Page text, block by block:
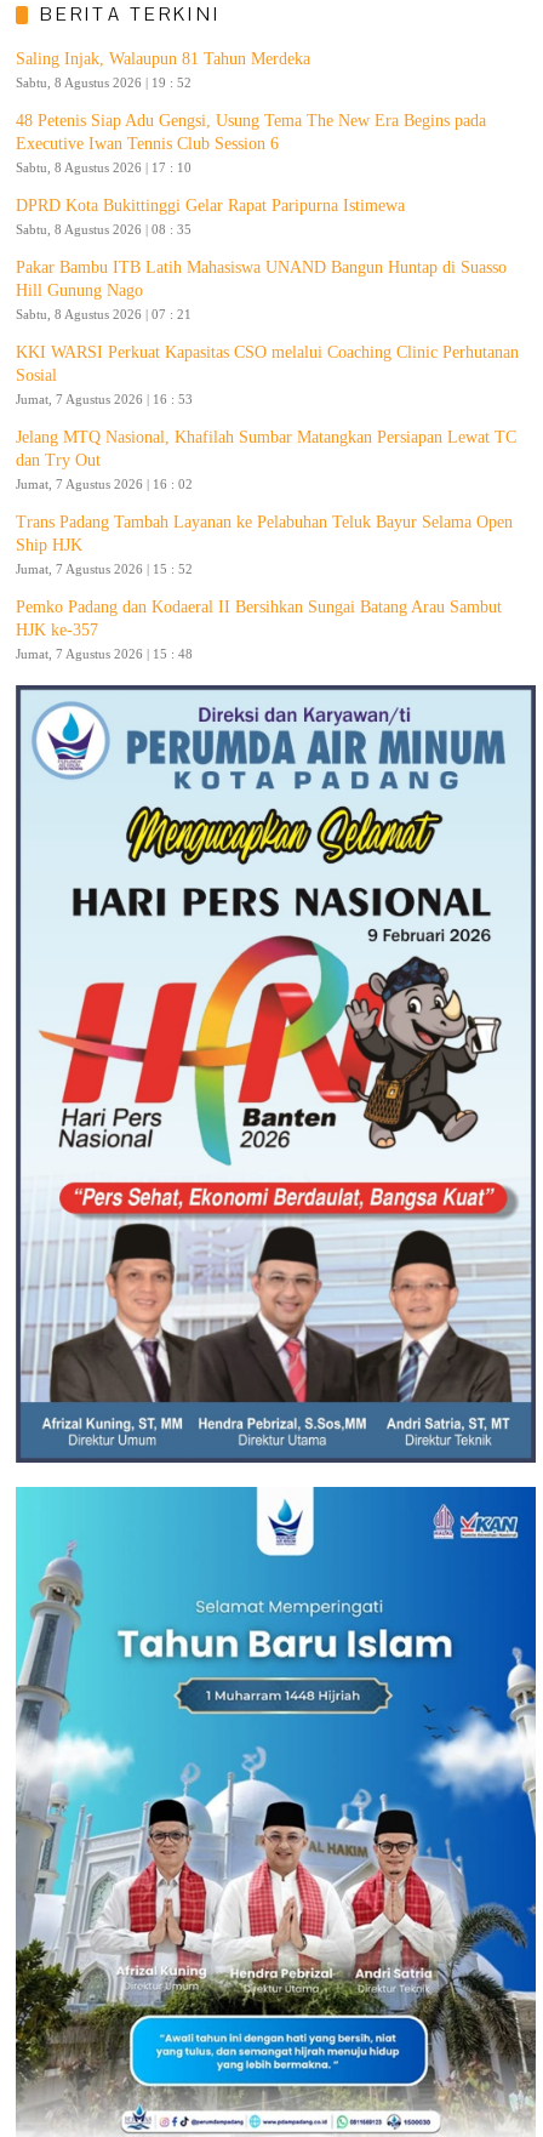
BERITA TERKINI
Saling Injak, Walaupun 81 Tahun Merdeka
Sabtu, 8 Agustus 2026 | 19 : 52
48 Petenis Siap Adu Gengsi, Usung Tema The New Era Begins pada
Executive Iwan Tennis Club Session 6
Sabtu, 8 Agustus 2026 | 17 : 10
DPRD Kota Bukittinggi Gelar Rapat Paripurna Istimewa
Sabtu, 8 Agustus 2026 | 08 : 35
Pakar Bambu ITB Latih Mahasiswa UNAND Bangun Huntap di Suasso
Hill Gunung Nago
Sabtu, 8 Agustus 2026 | 07 : 21
KKI WARSI Perkuat Kapasitas CSO melalui Coaching Clinic Perhutanan
Sosial
Jumat, 7 Agustus 2026 | 16 : 53
Jelang MTQ Nasional, Khafilah Sumbar Matangkan Persiapan Lewat TC
dan Try Out
Jumat, 7 Agustus 2026 | 16 : 02
Trans Padang Tambah Layanan ke Pelabuhan Teluk Bayur Selama Open
Ship HJK
Jumat, 7 Agustus 2026 | 15 : 52
Pemko Padang dan Kodaeral II Bersihkan Sungai Batang Arau Sambut
HJK ke-357
Jumat, 7 Agustus 2026 | 15 : 48